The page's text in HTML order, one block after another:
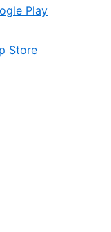
Play
Store